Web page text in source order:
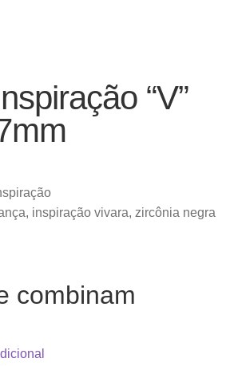
“V”
, inspiração vivara, zircônia negra
combinam